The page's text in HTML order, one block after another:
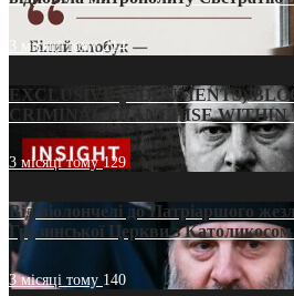
3 місяці тому214
EXCLUSIVE (DOCUMENTS)/
CRIMINAL FRANCHISE WITHIN
3 місяці тому129
Від віолончелі до Патріаршого
Грузинської Церкви з
3 місяці тому 140